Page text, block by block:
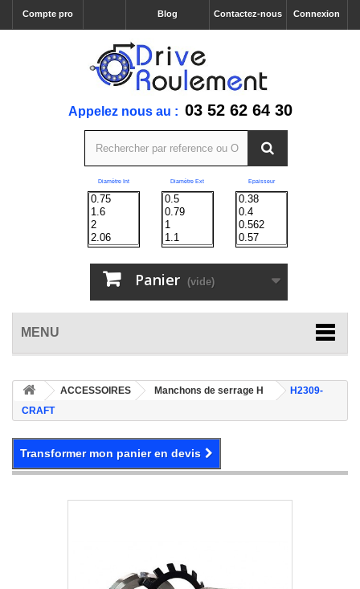
Compte pro Connexion
Contactez-nous
Blog
Appelez nous au : 03 52 62 64 30
Diamètre Int Diamètre Ext Epaisseur
Panier (vide)
MENU
ACCESSOIRES Manchons de serrage H
H2309-
CRAFT
Transformer mon panier en devis